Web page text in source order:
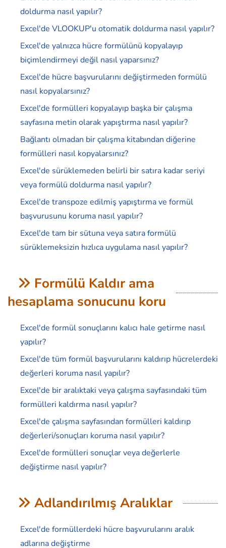
doldurma nasıl yapılır?
Excel'de VLOOKUP'u otomatik doldurma nasıl yapılır?
Excel'de yalnızca hücre formülünü kopyalayıp
biçimlendirmeyi değil nasıl yaparsınız?
Excel'de hücre başvurularını değiştirmeden formülü
nasıl kopyalarsınız?
Excel'de formülleri kopyalayıp başka bir çalışma
sayfasına metin olarak yapıştırma nasıl yapılır?
Bağlantı olmadan bir çalışma kitabından diğerine
formülleri nasıl kopyalarsınız?
Excel'de sürüklemeden belirli bir satıra kadar seriyi
veya formülü doldurma nasıl yapılır?
Excel'de transpoze edilmiş yapıştırma ve formül
başvurusunu koruma nasıl yapılır?
Excel'de tam bir sütuna veya satıra formülü
sürüklemeksizin hızlıca uygulama nasıl yapılır?
Formülü Kaldır ama
hesaplama sonucunu koru
Excel'de formül sonuçlarını kalıcı hale getirme nasıl
yapılır?
Excel'de tüm formül başvurularını kaldırıp hücrelerdeki
değerleri koruma nasıl yapılır?
Excel'de bir aralıktaki veya çalışma sayfasındaki tüm
formülleri kaldırma nasıl yapılır?
Excel'de çalışma sayfasından formülleri kaldırıp
değerleri/sonuçları koruma nasıl yapılır?
Excel'de formülleri sonuçlar veya değerlerle
değiştirme nasıl yapılır?
Adlandırılmış Aralıklar
Excel'de formüllerdeki hücre başvurularını aralık
adlarına değiştirme